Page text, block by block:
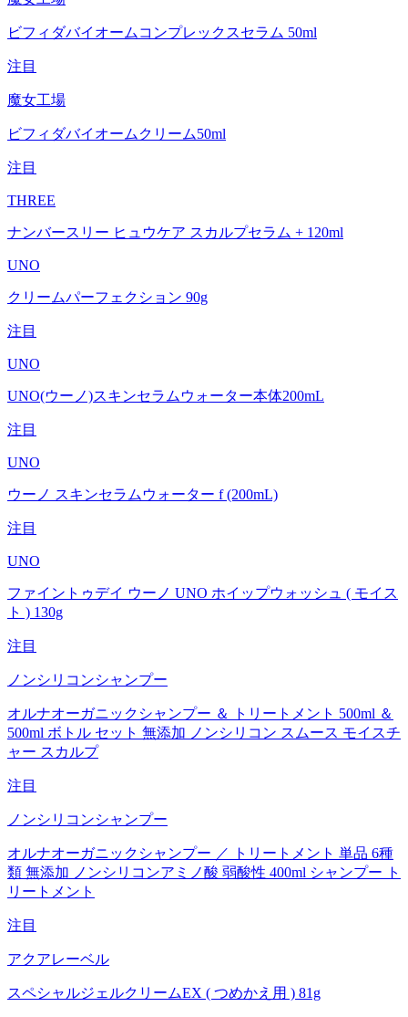
ビフィダバイオームコンプレックスセラム 50ml
注目
魔女工場
ビフィダバイオームクリーム50ml
注目
THREE
ナンバースリー ヒュウケア スカルプセラム + 120ml
UNO
クリームパーフェクション 90g
注目
UNO
UNO(ウーノ)スキンセラムウォーター本体200mL
注目
UNO
ウーノ スキンセラムウォーター f (200mL)
注目
UNO
ファイントゥデイ ウーノ UNO ホイップウォッシュ ( モイス
ト ) 130g
注目
ノンシリコンシャンプー
オルナオーガニックシャンプー ＆ トリートメント 500ml ＆
500ml ボトル セット 無添加 ノンシリコン スムース モイスチ
ャー スカルプ
注目
ノンシリコンシャンプー
オルナオーガニックシャンプー ／ トリートメント 単品 6種
類 無添加 ノンシリコンアミノ酸 弱酸性 400ml シャンプー ト
リートメント
注目
アクアレーベル
スペシャルジェルクリームEX ( つめかえ用 ) 81g